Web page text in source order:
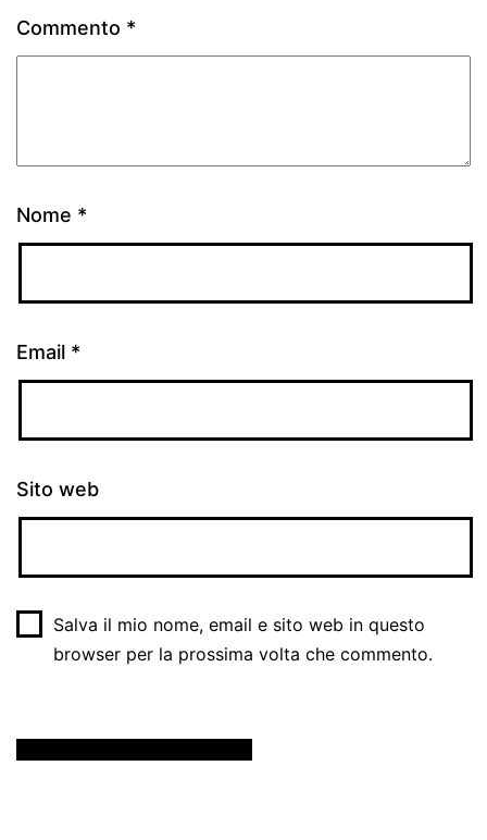
Commento *
Nome *
Email *
Sito web
Salva il mio nome, email e sito web in questo
browser per la prossima volta che commento.